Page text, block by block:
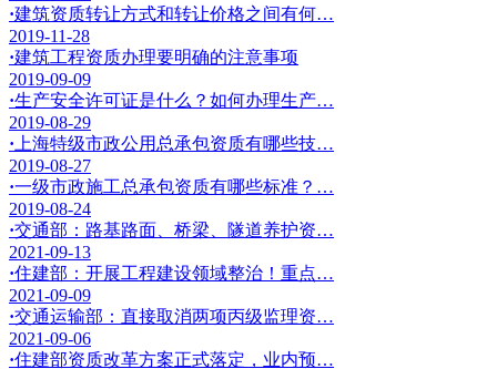
·建筑资质转让方式和转让价格之间有何…
2019-11-28
·建筑工程资质办理要明确的注意事项
2019-09-09
·生产安全许可证是什么？如何办理生产…
2019-08-29
· 上海特级市政公用总承包资质有哪些技…
2019-08-27
·一级市政施工总承包资质有哪些标准？…
2019-08-24
·交通部：路基路面、桥梁、隧道养护资…
2021-09-13
·住建部：开展工程建设领域整治！重点…
2021-09-09
·交通运输部：直接取消两项丙级监理资…
2021-09-06
·住建部资质改革方案正式落定，业内预…